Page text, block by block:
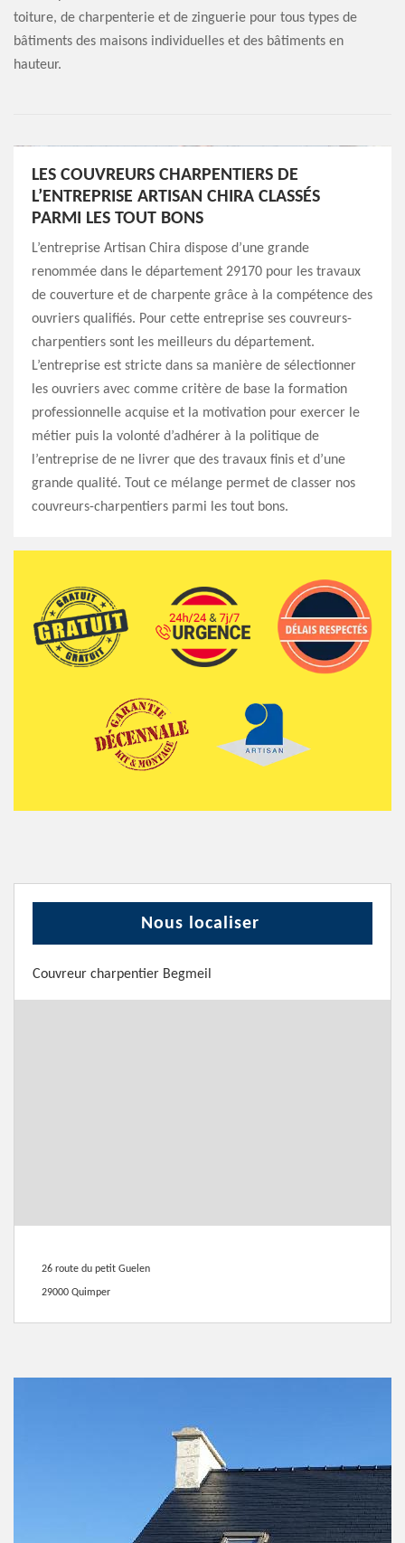
toiture, de charpenterie et de zinguerie pour tous types de
bâtiments des maisons individuelles et des bâtiments en
hauteur.
LES COUVREURS CHARPENTIERS DE
L’ENTREPRISE ARTISAN CHIRA CLASSÉS
PARMI LES TOUT BONS
L’entreprise Artisan Chira dispose d’une grande
renommée dans le département 29170 pour les travaux
de couverture et de charpente grâce à la compétence des
ouvriers qualifiés. Pour cette entreprise ses couvreurs-
charpentiers sont les meilleurs du département.
L’entreprise est stricte dans sa manière de sélectionner
les ouvriers avec comme critère de base la formation
professionnelle acquise et la motivation pour exercer le
métier puis la volonté d’adhérer à la politique de
l’entreprise de ne livrer que des travaux finis et d’une
grande qualité. Tout ce mélange permet de classer nos
couvreurs-charpentiers parmi les tout bons.
Nous localiser
Couvreur charpentier Begmeil
26 route du petit Guelen
29000 Quimper